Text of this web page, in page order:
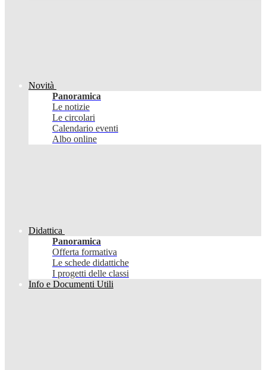
Novità
Panoramica
Le notizie
Le circolari
Calendario eventi
Albo online
Didattica
Panoramica
Offerta formativa
Le schede didattiche
I progetti delle classi
Info e Documenti Utili